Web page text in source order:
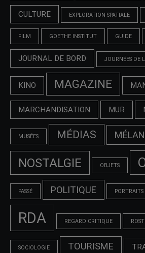
CULTURE EXPLORATION SPATIALE
FILM GOETHE INSTITUT GUIDE
JOURNAL DE BORD JOURNÉES DE
KINO MAGAZINE
MARCHANDISATION MUR
MUSÉES MÉDIAS
NOSTALGIE OBJETS
PASSÉ POLITIQUE PORTRAITS
RDA REGARD CRITIQUE
SOCIOLOGIE TOURISME